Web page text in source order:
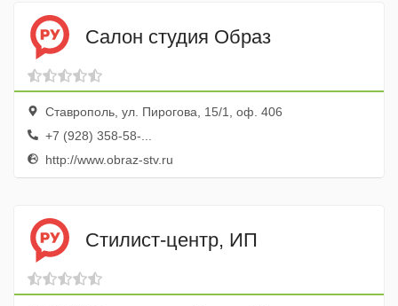
Салон студия Образ
Ставрополь, ул. Пирогова, 15/1, оф. 406
+7 (928) 358-58-...
http://www.obraz-stv.ru
Стилист-центр, ИП